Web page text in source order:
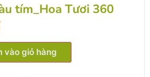
tím_Hoa Tươi 360
vào giỏ hàng